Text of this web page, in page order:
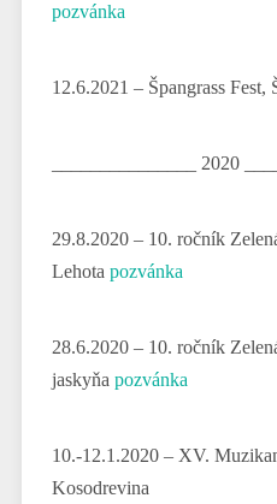
pozvánka
12.6.2021 – Špangrass Fest,
_______________ 2020
29.8.2020 – 10. ročník
Lehota pozvánka
28.6.2020 – 10. ročník
jaskyňa pozvánka
10.-12.1.2020 – XV.
Kosodrevina